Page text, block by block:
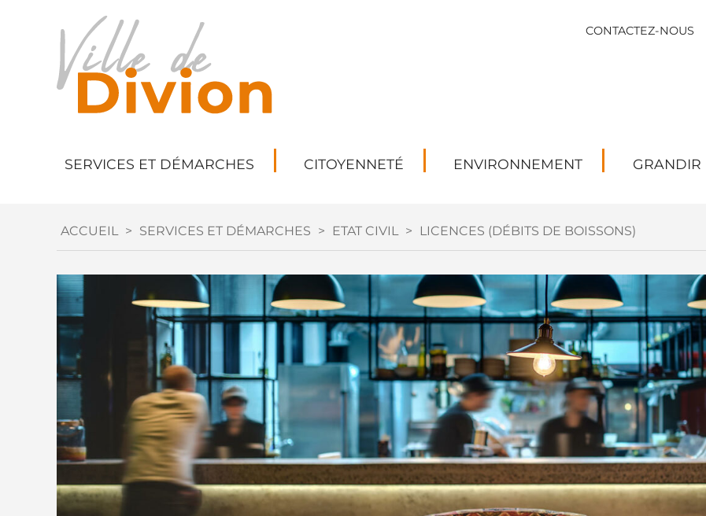
CONTACTEZ-NOUS
SERVICES ET DÉMARCHES CITOYENNETÉ ENVIRONNEMENT GRANDIR
ACCUEIL > SERVICES ET DÉMARCHES > ETAT CIVIL > LICENCES (DÉBITS DE BOISSONS)